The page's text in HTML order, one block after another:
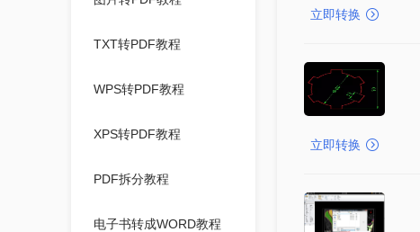
TXT转PDF教程
WPS转PDF教程
XPS转PDF教程
PDF拆分教程
电子书转成WORD教程
立即转换
立即转换